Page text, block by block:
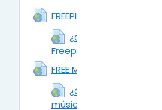
FREEPIK
¿Cómo ingresar y
Freepik?
FREE MUSIC ARCHIVE
¿Cómo ingresar y
música de Free Music